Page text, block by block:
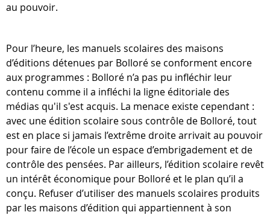
au pouvoir.
Pour l’heure, les manuels scolaires des maisons
d’éditions détenues par Bolloré se conforment encore
aux programmes : Bolloré n’a pas pu infléchir leur
contenu comme il a infléchi la ligne éditoriale des
médias qu'il s'est acquis. La menace existe cependant :
avec une édition scolaire sous contrôle de Bolloré, tout
est en place si jamais l’extrême droite arrivait au pouvoir
pour faire de l’école un espace d’embrigadement et de
contrôle des pensées. Par ailleurs, l’édition scolaire revêt
un intérêt économique pour Bolloré et le plan qu’il a
conçu. Refuser d’utiliser des manuels scolaires produits
par les maisons d’édition qui appartiennent à son